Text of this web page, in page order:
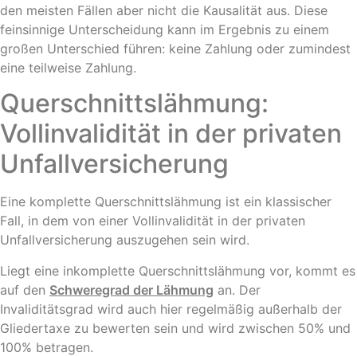
den meisten Fällen aber nicht die Kausalität aus. Diese
feinsinnige Unterscheidung kann im Ergebnis zu einem
großen Unterschied führen: keine Zahlung oder zumindest
eine teilweise Zahlung.
Querschnittslähmung:
Vollinvalidität in der privaten
Unfallversicherung
Eine komplette Querschnittslähmung ist ein klassischer
Fall, in dem von einer Vollinvalidität in der privaten
Unfallversicherung auszugehen sein wird.
Liegt eine inkomplette Querschnittslähmung vor, kommt es
auf den Schweregrad der Lähmung an. Der
Invaliditätsgrad wird auch hier regelmäßig außerhalb der
Gliedertaxe zu bewerten sein und wird zwischen 50% und
100% betragen.